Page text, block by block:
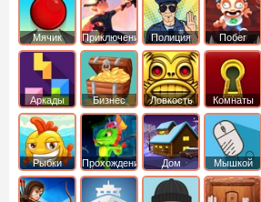
Мячик Приключения Полиция Побег
Аркады
Бизнес
симуляторы
Ловкость Комнаты
Рыбки Прохождение Дом Мышкой